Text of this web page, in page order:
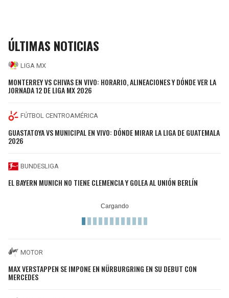
ÚLTIMAS NOTICIAS
LIGA MX
MONTERREY VS CHIVAS EN VIVO: HORARIO, ALINEACIONES Y DÓNDE VER LA
JORNADA 12 DE LIGA MX 2026
FÚTBOL CENTROAMÉRICA
GUASTATOYA VS MUNICIPAL EN VIVO: DÓNDE MIRAR LA LIGA DE GUATEMALA
2026
BUNDESLIGA
EL BAYERN MUNICH NO TIENE CLEMENCIA Y GOLEA AL UNIÓN BERLÍN
MOTOR
MAX VERSTAPPEN SE IMPONE EN NÜRBURGRING EN SU DEBUT CON
MERCEDES